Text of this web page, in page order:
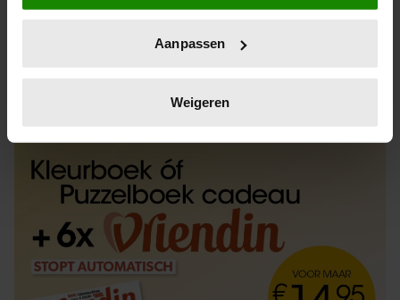
locatie, die tot een paar meter nauwkeurig kan zijn
scannen op specifieke eigenschappen (fingerprinting)
verwerkt en stel uw voorkeuren in het
intrekken in de Cookieverklaring.
We gebruiken cookies om content en advertenties te
personaliseren, om functies voor social media te bieden
en om ons websiteverkeer te analyseren. Ook delen we
informatie over uw gebruik van onze site met onze
partners voor social media, adverteren en analyse. Deze
partners kunnen deze gegevens combineren met andere
Aanpassen
Weigeren